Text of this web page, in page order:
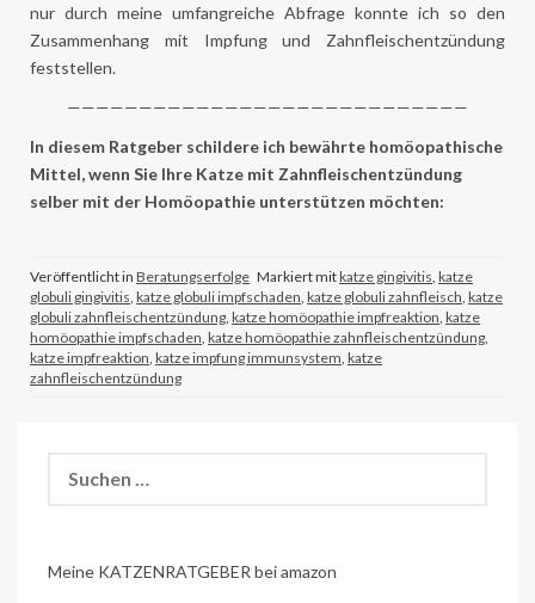
nur durch meine umfangreiche Abfrage konnte ich so den
Zusammenhang mit Impfung und Zahnfleischentzündung
feststellen.
————————————————————————————
In diesem Ratgeber schildere ich bewährte homöopathische
Mittel, wenn Sie Ihre Katze mit Zahnfleischentzündung
selber mit der Homöopathie unterstützen möchten:
Veröffentlicht in Beratungserfolge Markiert mitkatze gingivitis, katze
globuli gingivitis, katze globuli impfschaden, katze globuli zahnfleisch, katze
globuli zahnfleischentzündung, katze homöopathie impfreaktion, katze
homöopathie impfschaden, katze homöopathie zahnfleischentzündung,
katze impfreaktion, katze impfung immunsystem, katze
zahnfleischentzündung
nach:
Meine KATZENRATGEBER bei amazon